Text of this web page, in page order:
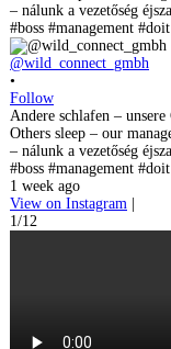
@wild_connect_gmbh
•
Follow
Andere schlafen –
Others sleep – our
– nálunk a vezetőség
#boss #management
1 week ago
View on Instagram |
1/12